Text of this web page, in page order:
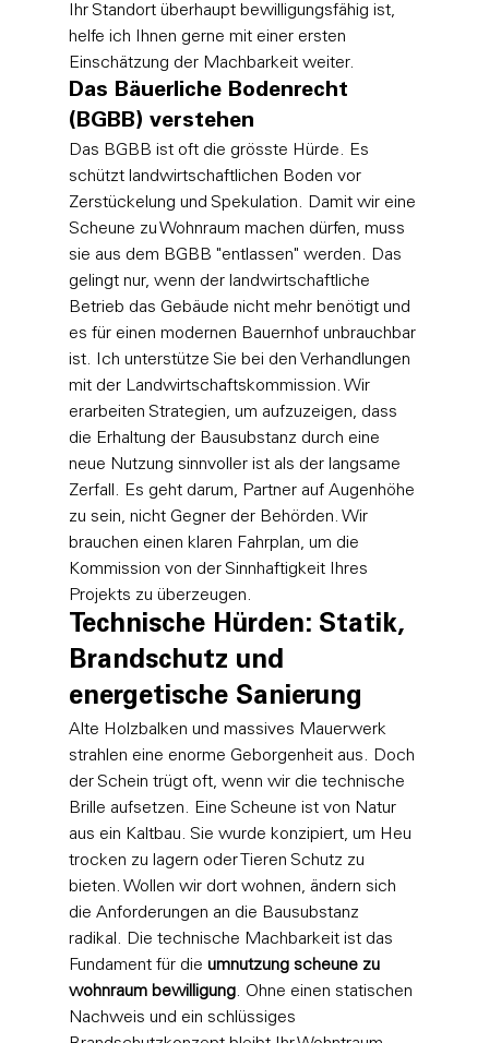
Ihr Standort überhaupt bewilligungsfähig ist,
helfe ich Ihnen gerne mit einer ersten
Einschätzung der Machbarkeit weiter.
Das Bäuerliche Bodenrecht
(BGBB) verstehen
Das BGBB ist oft die grösste Hürde. Es
schützt landwirtschaftlichen Boden vor
Zerstückelung und Spekulation. Damit wir eine
Scheune zu Wohnraum machen dürfen, muss
sie aus dem BGBB "entlassen" werden. Das
gelingt nur, wenn der landwirtschaftliche
Betrieb das Gebäude nicht mehr benötigt und
es für einen modernen Bauernhof unbrauchbar
ist. Ich unterstütze Sie bei den Verhandlungen
mit der Landwirtschaftskommission. Wir
erarbeiten Strategien, um aufzuzeigen, dass
die Erhaltung der Bausubstanz durch eine
neue Nutzung sinnvoller ist als der langsame
Zerfall. Es geht darum, Partner auf Augenhöhe
zu sein, nicht Gegner der Behörden. Wir
brauchen einen klaren Fahrplan, um die
Kommission von der Sinnhaftigkeit Ihres
Projekts zu überzeugen.
Technische Hürden: Statik,
Brandschutz und
energetische Sanierung
Alte Holzbalken und massives Mauerwerk
strahlen eine enorme Geborgenheit aus. Doch
der Schein trügt oft, wenn wir die technische
Brille aufsetzen. Eine Scheune ist von Natur
aus ein Kaltbau. Sie wurde konzipiert, um Heu
trocken zu lagern oder Tieren Schutz zu
bieten. Wollen wir dort wohnen, ändern sich
die Anforderungen an die Bausubstanz
radikal. Die technische Machbarkeit ist das
Fundament für die umnutzung scheune zu
wohnraum bewilligung. Ohne einen statischen
Nachweis und ein schlüssiges